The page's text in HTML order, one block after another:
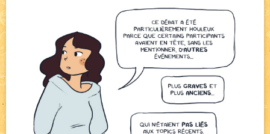
Avatar, le dessin d'un autre maître
Beyond the cliff (suite) NEW
On retape les miniatures de l'accueil
Le Jeu du Trône - Généalogie